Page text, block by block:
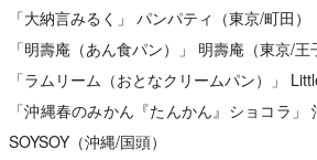
「大納言みるく」 パンパティ（東京/町田）
「明壽庵（あん食パン）」 明壽庵（東京/王
「ラムリーム（おとなクリームパン）」
「沖縄春のみかん『たんかん』ショコラ
SOYSOY（沖縄/国頭）